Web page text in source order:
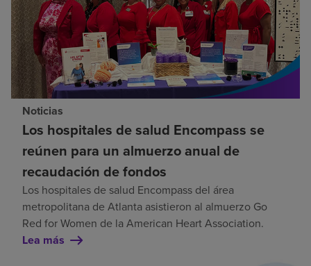
Noticias
Los hospitales de salud Encompass se
reúnen para un almuerzo anual de
recaudación de fondos
Los hospitales de salud Encompass del área
metropolitana de Atlanta asistieron al almuerzo Go
Red for Women de la American Heart Association.
Lea más